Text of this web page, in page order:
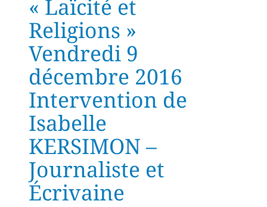
« Laïcité et
Religions »
Vendredi 9
décembre 2016
Intervention de
Isabelle
KERSIMON –
Journaliste et
Écrivaine